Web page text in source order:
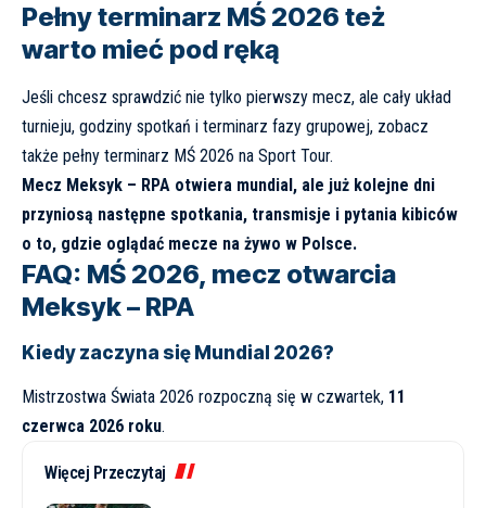
Pełny terminarz MŚ 2026 też
warto mieć pod ręką
Jeśli chcesz sprawdzić nie tylko pierwszy mecz, ale cały układ
turnieju, godziny spotkań i terminarz fazy grupowej, zobacz
także pełny terminarz MŚ 2026 na Sport Tour.
Mecz Meksyk – RPA otwiera mundial, ale już kolejne dni
przyniosą następne spotkania, transmisje i pytania kibiców
o to, gdzie oglądać mecze na żywo w Polsce.
FAQ: MŚ 2026, mecz otwarcia
Meksyk – RPA
Kiedy zaczyna się Mundial 2026?
Mistrzostwa Świata 2026 rozpoczną się w czwartek, 11
czerwca 2026 roku.
Więcej Przeczytaj